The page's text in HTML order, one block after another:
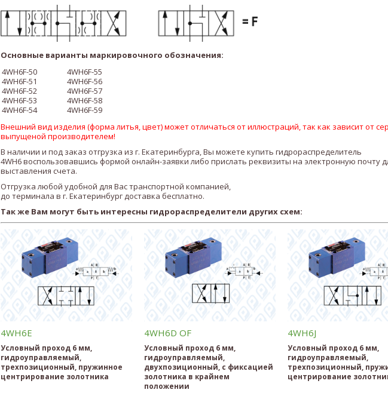
Основные варианты маркировочного обозначения:
4WH6F-50
4WH6F-51
4WH6F-52
4WH6F-53
4WH6F-54
4WH6F-55
4WH6F-56
4WH6F-57
4WH6F-58
4WH6F-59
Внешний вид изделия (форма литья, цвет) может отличаться от иллюстраций, так как зависит от
выпущеной производителем!
В наличии и под заказ отгрузка из г. Екатеринбурга, Вы можете купить гидрораспределитель
4WH6воспользовавшись формой онлайн-заявки либо прислать реквизиты на электронную почту
выставления счета.
Отгрузка любой удобной для Вас транспортной компанией,
до терминала в г. Екатеринбург доставка бесплатно.
Так же Вам могут быть интересны гидрораспределители других схем:
4WH6E
Условный проход 6 мм,
гидроуправляемый,
трехпозиционный, пружинное
центрирование золотника
4WH6D OF
Условный проход 6 мм,
гидроуправляемый,
двухпозиционный, с фиксацией
золотника в крайнем
положении
4WH6J
Условный проход 6 мм,
гидроуправляемый,
трехпозиционный,
центрирование